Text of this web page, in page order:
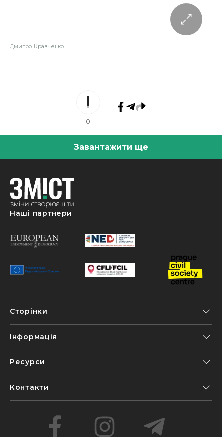
Дмитро Кравченко
0
Завантажити ще
Наші партнери
Сторінки
Інформація
Ресурси
Контакти